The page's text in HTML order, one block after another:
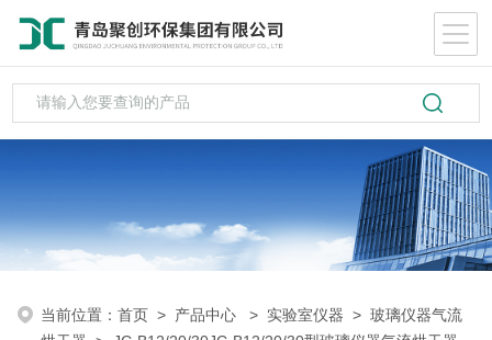
当前位置：首页 > 产品中心 > 实验室仪器 >玻璃仪器气流